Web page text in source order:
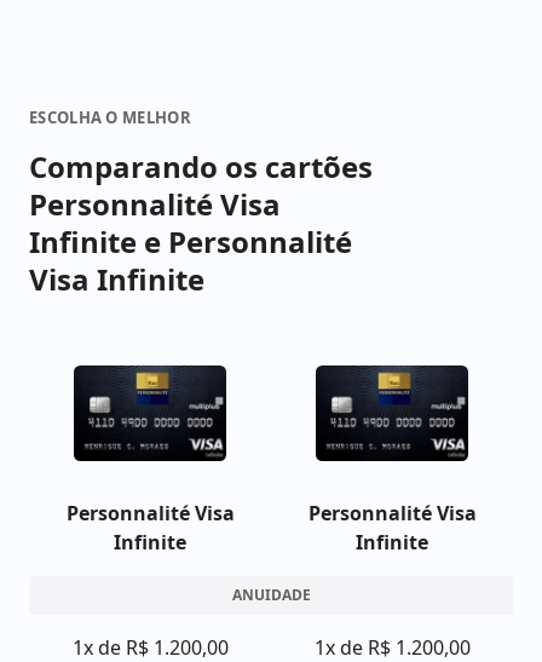
ESCOLHA O MELHOR
Comparando os cartões
Personnalité Visa
Infinite e Personnalité
Visa Infinite
Personnalité Visa
Infinite
Personnalité Visa
Infinite
ANUIDADE
1x de R$ 1.200,00 1x de R$ 1.200,00